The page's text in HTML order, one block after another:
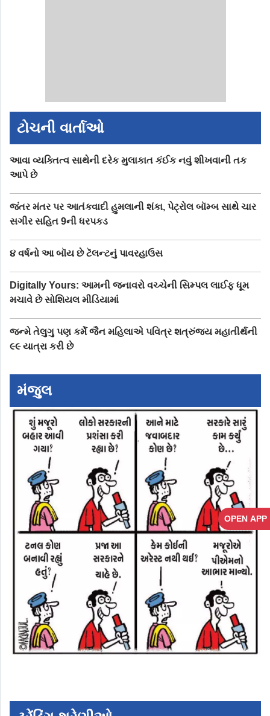
OPEN APP
ટોચની વાર્તાઓ
આવા વ્યક્તિત્વ સાથેની દરેક મુલાકાત કંઈક નવું શીખવાની તક
આપે છે
જંતર મંતર પર આતંકવાદી હુમલાની શંકા, પેટ્રોલ બૉમ્બ સાથે ચાર
સગીર સહિત 9ની ધરપકડ
૪ વર્ષનો આ બૉય છે ટૅલન્ટનું પાવરહાઉસ
Digitally Yours: આમની જનાવરો વચ્ચેની સિમ્પલ લાઈફ ધૂમ
મચાવે છે સોશિયલ મીડિયામાં
જન્મે તેલુગુ પણ કર્મે જૈન મહિલાએ પવિત્ર શત્રુંજય મહાતીર્થની
૯૯ યાત્રા કરી છે
મંજુલ